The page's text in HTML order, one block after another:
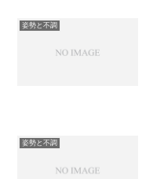
姿勢と不調
姿勢と不調